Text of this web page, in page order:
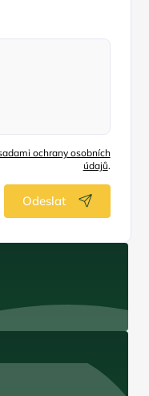
ochrany osobních
údajů.
Odeslat